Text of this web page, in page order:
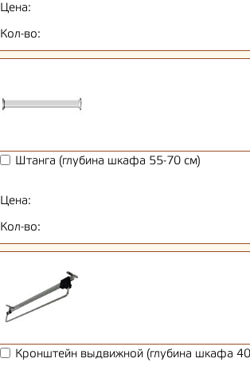
Цена:
Кол-во:
Штанга (глубина шкафа 55-70 см)
Цена:
Кол-во:
Кронштейн выдвижной (глубина шкафа